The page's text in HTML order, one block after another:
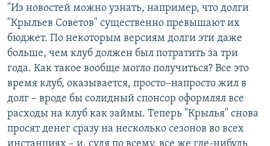
"Из новостей можно узнать, например, что долги
"Крыльев Советов" существенно превышают их
бюджет. По некоторым версиям долги эти даже
больше, чем клуб должен был потратить за три
года. Как такое вообще могло получиться? Все это
время клуб, оказывается, просто–напросто жил в
долг – вроде бы солидный спонсор оформлял все
расходы на клуб как займы. Теперь "Крылья" снова
просят денег сразу на несколько сезонов во всех